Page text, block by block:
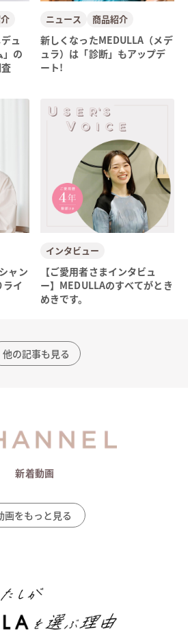
ュ
」の
ニュース 商品紹介
新しくなったMEDULLA（メデ
ュラ）は「診断」もアップデ
ート!
ャン
ライ
インタビュー
【ご愛用者さまインタビュ
ー】MEDULLAのすべてがとき
めきです。
他の記事も見る
新着動画
画をもっと見る